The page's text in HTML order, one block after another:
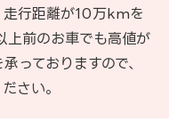
走行距離が10万kmを
上前のお車でも高値が
っておりますので、
さい。